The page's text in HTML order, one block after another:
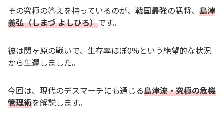
その究極の答えを持っているのが、戦国最強の猛将、 島津
義弘（しまづ よしひろ）です。
彼は関ヶ原の戦いで、生存率ほぼ0%という絶望的な状況
から生還しました。
今回は、現代のデスマーチにも通じる島津流・究極の危機
管理術を解説します。